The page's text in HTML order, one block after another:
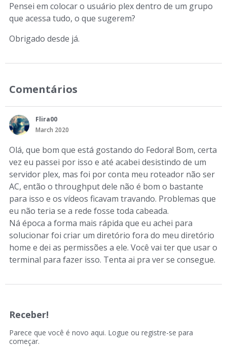
Pensei em colocar o usuário plex dentro de um grupo
que acessa tudo, o que sugerem?
Obrigado desde já.
Comentários
Flira00
March 2020
Olá, que bom que está gostando do Fedora! Bom, certa
vez eu passei por isso e até acabei desistindo de um
servidor plex, mas foi por conta meu roteador não ser
AC, então o throughput dele não é bom o bastante
para isso e os vídeos ficavam travando. Problemas que
eu não teria se a rede fosse toda cabeada.
Ná época a forma mais rápida que eu achei para
solucionar foi criar um diretório fora do meu diretório
home e dei as permissões a ele. Você vai ter que usar o
terminal para fazer isso. Tenta ai pra ver se consegue.
Receber!
Parece que você é novo aqui. Logue ou registre-se para
começar.